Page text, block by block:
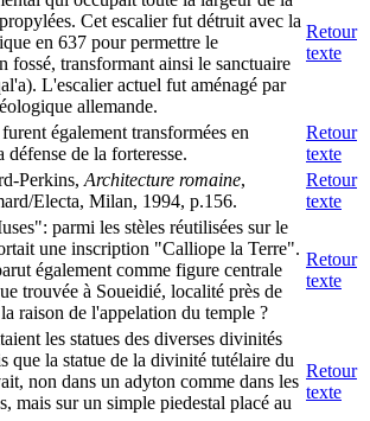
Cet escalier fut détruit avec la
en 637 pour permettre le
fossé, transformant ainsi le sanctuaire
L'escalier actuel fut aménagé par
allemande.
Retour
texte
également transformées en
défense de la forteresse.
Retour
texte
Perkins,Architecture romaine,
Electa, Milan, 1994, p.156.
Retour
texte
parmi les stèles réutilisées sur le
une inscription "Calliope la Terre".
également comme figure centrale
trouvée à Soueidié, localité près de
raison de l'appelation du temple ?
Retour
texte
les statues des diverses divinités
que la statue de la divinité tutélaire du
non dans un adyton comme dans les
mais sur un simple piedestal placé au
Retour
texte